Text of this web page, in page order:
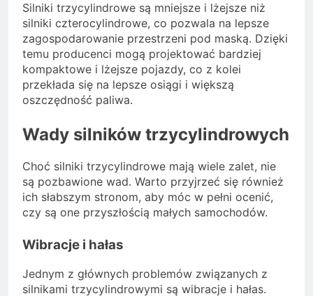
Silniki trzycylindrowe są mniejsze i lżejsze niż
silniki czterocylindrowe, co pozwala na lepsze
zagospodarowanie przestrzeni pod maską. Dzięki
temu producenci mogą projektować bardziej
kompaktowe i lżejsze pojazdy, co z kolei
przekłada się na lepsze osiągi i większą
oszczędność paliwa.
Wady silników trzycylindrowych
Choć silniki trzycylindrowe mają wiele zalet, nie
są pozbawione wad. Warto przyjrzeć się również
ich słabszym stronom, aby móc w pełni ocenić,
czy są one przyszłością małych samochodów.
Wibracje i hałas
Jednym z głównych problemów związanych z
silnikami trzycylindrowymi są wibracje i hałas.